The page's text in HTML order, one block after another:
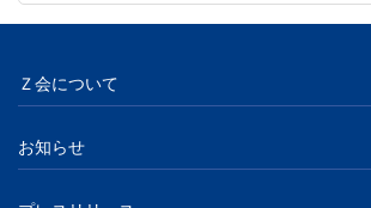
Ｚ会について
お知らせ